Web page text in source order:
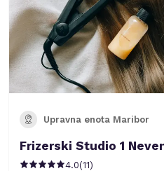
Upravna enota Maribor
Frizerski Studio 1
4.0(11)